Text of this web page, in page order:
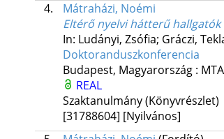
4.
Mátraházi, Noémi
Eltérő nyelvi hátterű hallgatók
In: Ludányi, Zsófia; Gráczi,
Doktoranduszkonferencia
Budapest, Magyarország :
REAL
Szaktanulmány
[31788604] [Nyilvános]